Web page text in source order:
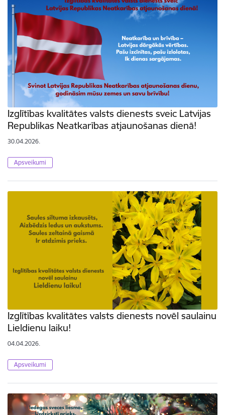
Izglītības kvalitātes valsts dienests sveic Latvijas
Republikas Neatkarības atjaunošanas dienā!
30.04.2026.
Apsveikumi
Izglītības kvalitātes valsts dienests novēl saulainu
Lieldienu laiku!
04.04.2026.
Apsveikumi